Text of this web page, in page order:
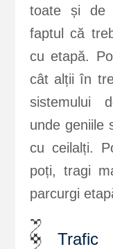
toate și de
faptul că
cu etapă.
cât alții în
sistemului
unde geniile
cu ceilalți.
poți, tragi
parcurgi
Trafic